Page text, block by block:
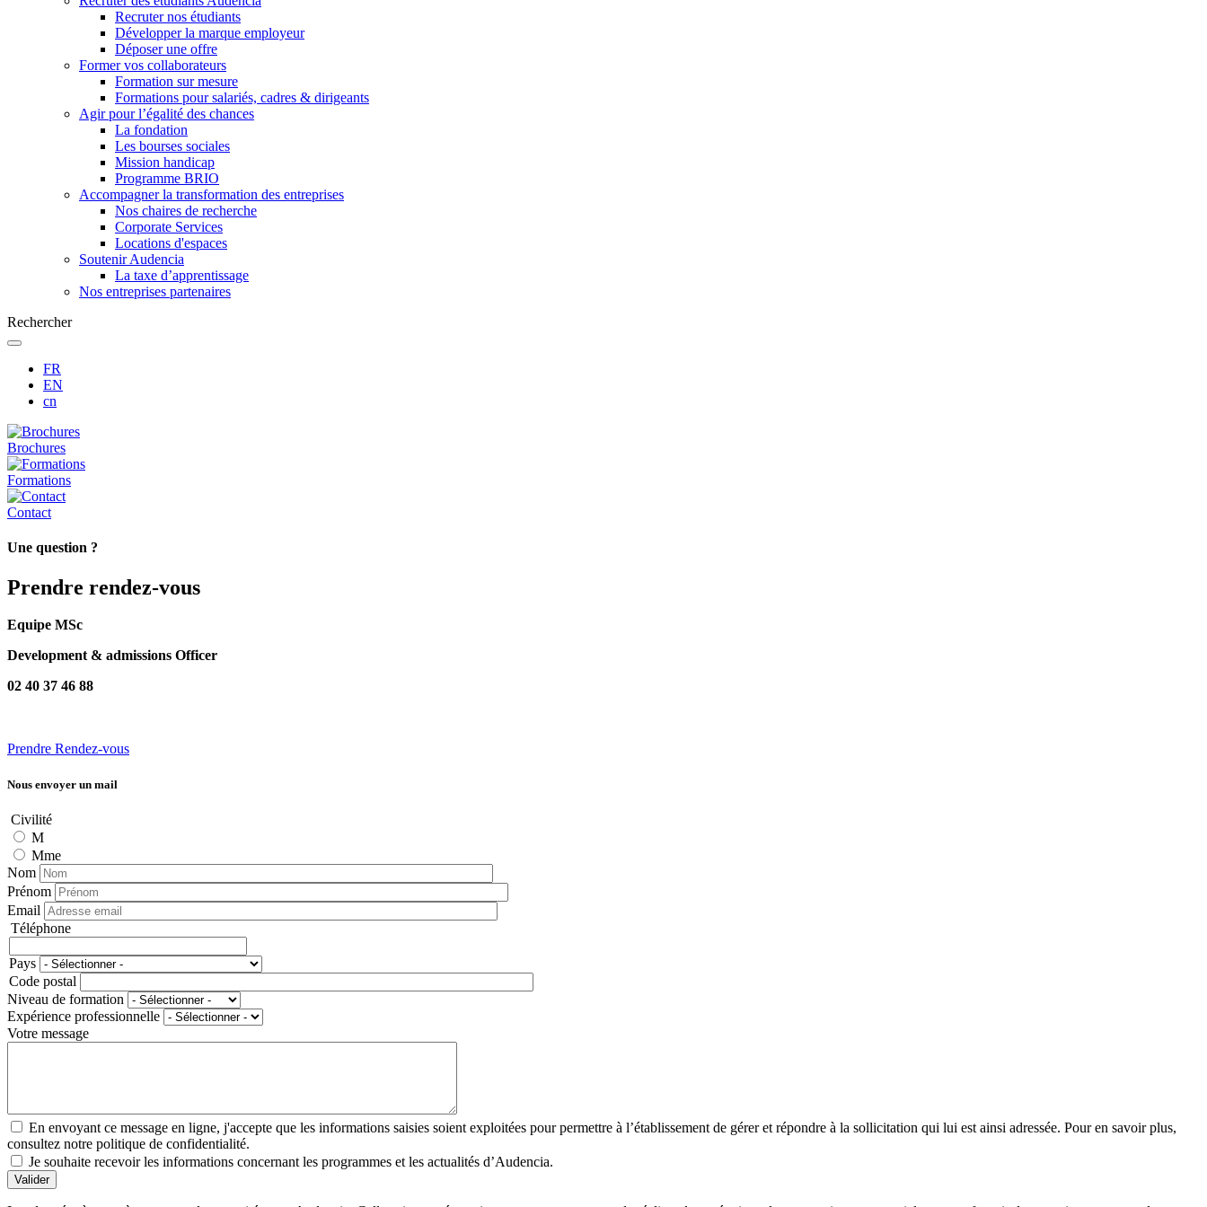
Recruter nos étudiants
Développer la marque employeur
Déposer une offre
Former vos collaborateurs
Formation sur mesure
Formations pour salariés, cadres & dirigeants
Agir pour l’égalité des chances
La fondation
Les bourses sociales
Mission handicap
Programme BRIO
Accompagner la transformation des entreprises
Nos chaires de recherche
Corporate Services
Locations d'espaces
Soutenir Audencia
La taxe d’apprentissage
Nos entreprises partenaires
Rechercher
FR
EN
cn
Brochures
Formations
Contact
Une question ?
Prendre rendez-vous
Equipe MSc
Development & admissions Officer
02 40 37 46 88
Prendre Rendez-vous
Nous envoyer un mail
Civilité
M
Mme
Nom
Prénom
Email
Téléphone
Adresse
Pays
Code postal
Niveau de formation
Expérience professionnelle
Votre message
En envoyant ce message en ligne, j'accepte que les informations saisies soient exploitées pour permettre à l’établissement de gérer et répondre à la sollicitation qui lui est ainsi adressée. Pour en savoir plus,
consultez notre politique de confidentialité.
Je souhaite recevoir les informations concernant les programmes et les actualités d’Audencia.
Valider